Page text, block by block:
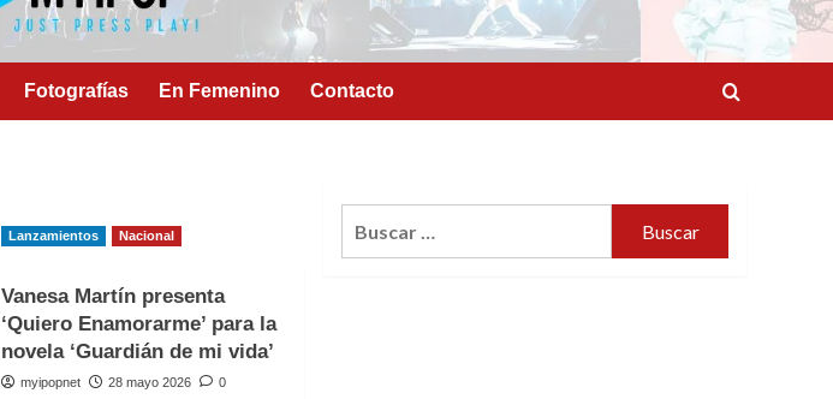
Fotografías En Femenino Contacto
Lanzamientos Nacional
Vanesa Martín presenta
‘Quiero Enamorarme’ para la
novela ‘Guardián de mi vida’
myipopnet 28 mayo 2026 0